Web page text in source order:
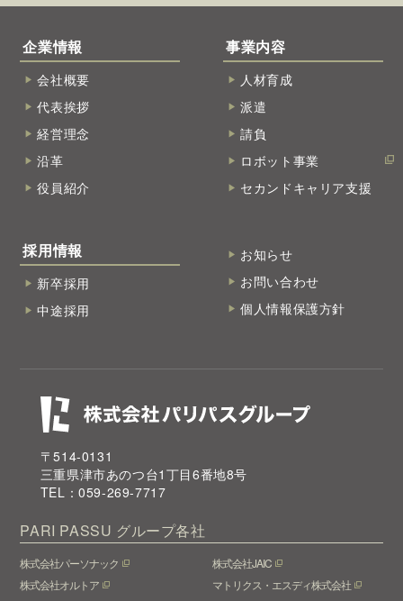
企業情報
会社概要
代表挨拶
経営理念
沿革
役員紹介
事業内容
人材育成
派遣
請負
ロボット事業
セカンドキャリア支援
採用情報
新卒採用
中途採用
お知らせ
お問い合わせ
個人情報保護方針
〒514-0131
三重県津市あのつ台1丁目6番地8号
TEL：059-269-7717
PARI PASSU グループ各社
株式会社パーソナック
株式会社JAIC
株式会社オルトア
マトリクス・エスディ株式会社